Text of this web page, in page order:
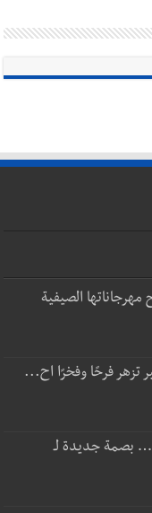
الصيفية
تزهر فرحًا وفخرًا اح...
بصمة جديدة لـ